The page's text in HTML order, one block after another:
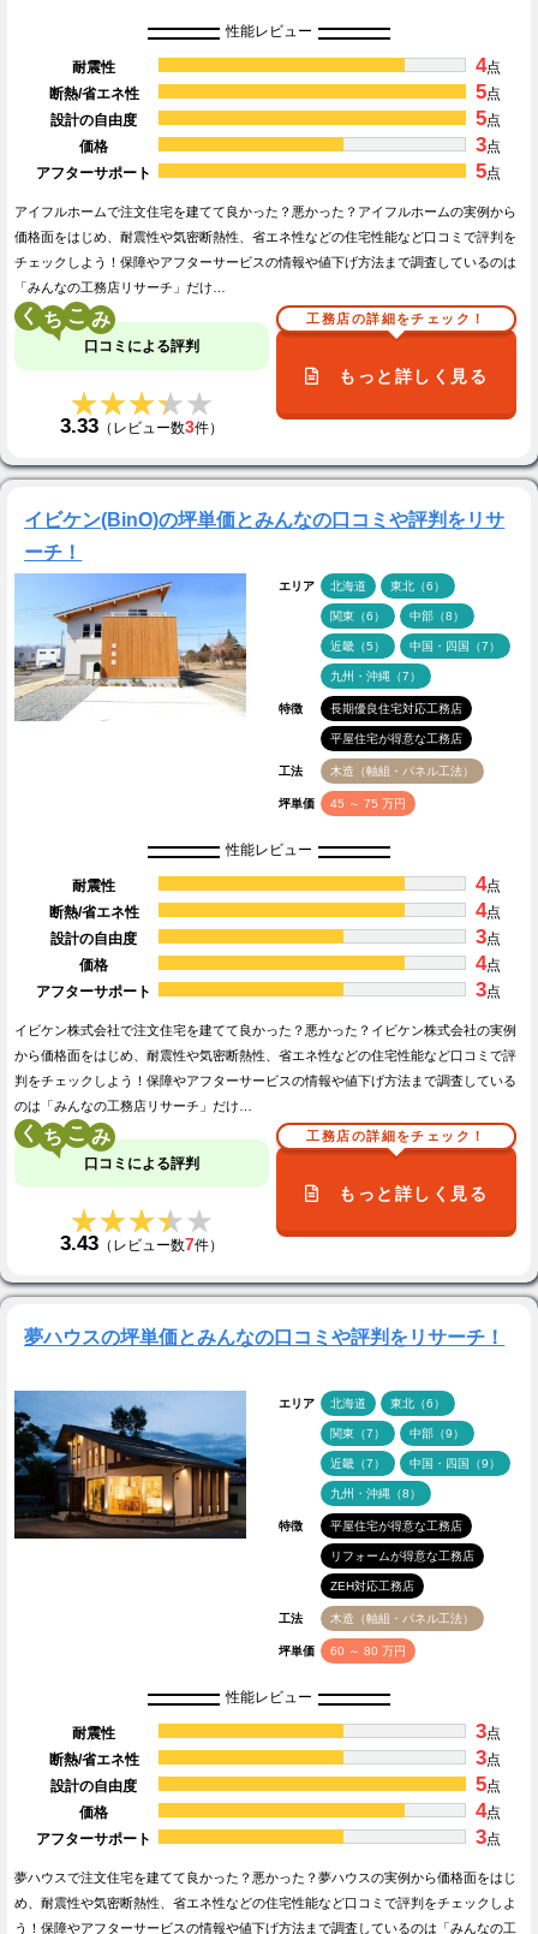
性能レビュー
耐震性 4点
断熱/省エネ性
5点
設計の自由度
5点
価格
3点
アフターサポート
5点
アイフルホームで注文住宅を建てて良かった？悪かった？アイフルホームの実例から
価格面をはじめ、耐震性や気密断熱性、省エネ性などの住宅性能など口コミで評判を
チェックしよう！保障やアフターサービスの情報や値下げ方法まで調査しているのは
「みんなの工務店リサーチ」だけ…
く こ
口コミによる評判
★★★★★
★★★★★
3.33 （レビュー数3件）
工務店の詳細をチェック！
もっと詳しく見る
イビケン(BinO)の坪単価とみんなの口コミや評判をリサ
ーチ！
エリア 北海道 東北（6）
関東（6） 中部（8）
近畿（5） 中国・四国（7）
九州・沖縄（7）
特徴 長期優良住宅対応工務店
平屋住宅が得意な工務店
工法 木造（軸組・パネル工法）
坪単価 45 ～ 75 万円
性能レビュー
耐震性 4点
断熱/省エネ性
4点
設計の自由度
3点
価格
4点
アフターサポート
3点
イビケン株式会社で注文住宅を建てて良かった？悪かった？イビケン株式会社の実例
から価格面をはじめ、耐震性や気密断熱性、省エネ性などの住宅性能など口コミで評
判をチェックしよう！保障やアフターサービスの情報や値下げ方法まで調査している
のは「みんなの工務店リサーチ」だけ…
く こ
口コミによる評判
★★★★★
★★★★★
3.43 （レビュー数7件）
工務店の詳細をチェック！
もっと詳しく見る
夢ハウスの坪単価とみんなの口コミや評判をリサーチ！
エリア 北海道 東北（6）
関東（7） 中部（9）
近畿（7） 中国・四国（9）
九州・沖縄（8）
特徴 平屋住宅が得意な工務店
リフォームが得意な工務店
ZEH対応工務店
工法 木造（軸組・パネル工法）
坪単価 60 ～ 80 万円
性能レビュー
耐震性 3点
断熱/省エネ性
3点
設計の自由度
5点
価格
4点
アフターサポート
3点
夢ハウスで注文住宅を建てて良かった？悪かった？夢ハウスの実例から価格面をはじ
め、耐震性や気密断熱性、省エネ性などの住宅性能など口コミで評判をチェックしよ
う！保障やアフターサービスの情報や値下げ方法まで調査しているのは「みんなの工